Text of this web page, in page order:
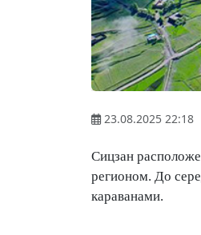
23.08.2025 22:18
Сицзан
регионом. До
караванами.